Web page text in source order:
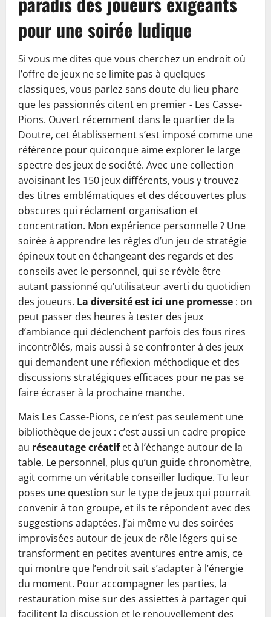
pour une soirée ludique
Si vous me dites que vous cherchez un endroit où
l’offre de jeux ne se limite pas à quelques
classiques, vous parlez sans doute du lieu phare
que les passionnés citent en premier ‑ Les Casse-
Pions. Ouvert récemment dans le quartier de la
Doutre, cet établissement s’est imposé comme une
référence pour quiconque aime explorer le large
spectre des jeux de société. Avec une collection
avoisinant les 150 jeux différents, vous y trouvez
des titres emblématiques et des découvertes plus
obscures qui réclament organisation et
concentration. Mon expérience personnelle ? Une
soirée à apprendre les règles d’un jeu de stratégie
épineux tout en échangeant des regards et des
conseils avec le personnel, qui se révèle être
autant passionné qu’utilisateur averti du quotidien
des joueurs. La diversité est ici une promesse : on
peut passer des heures à tester des jeux
d’ambiance qui déclenchent parfois des fous rires
incontrôlés, mais aussi à se confronter à des jeux
qui demandent une réflexion méthodique et des
discussions stratégiques efficaces pour ne pas se
faire écraser à la prochaine manche.
Mais Les Casse-Pions, ce n’est pas seulement une
bibliothèque de jeux : c’est aussi un cadre propice
au réseautage créatifet à l’échange autour de la
table. Le personnel, plus qu’un guide chronomètre,
agit comme un véritable conseiller ludique. Tu leur
poses une question sur le type de jeux qui pourrait
convenir à ton groupe, et ils te répondent avec des
suggestions adaptées. J’ai même vu des soirées
improvisées autour de jeux de rôle légers qui se
transforment en petites aventures entre amis, ce
qui montre que l’endroit sait s’adapter à l’énergie
du moment. Pour accompagner les parties, la
restauration mise sur des assiettes à partager qui
facilitent la discussion et le renouvellement des